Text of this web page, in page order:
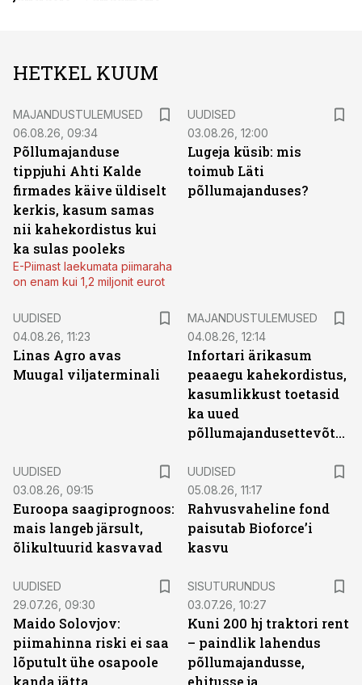
HETKEL KUUM
MAJANDUSTULEMUSED
06.08.26, 09:34
Põllumajanduse
tippjuhi Ahti Kalde
firmades käive üldiselt
kerkis, kasum samas
nii kahekordistus kui
ka sulas pooleks
E-Piimast laekumata piimaraha
on enam kui 1,2 miljonit eurot
UUDISED
03.08.26, 12:00
Lugeja küsib: mis
toimub Läti
põllumajanduses?
UUDISED
04.08.26, 11:23
Linas Agro avas
Muugal viljaterminali
MAJANDUSTULEMUSED
04.08.26, 12:14
Infortari ärikasum
peaaegu kahekordistus,
kasumlikkust toetasid
ka uued
põllumajandusettevõtted
UUDISED
03.08.26, 09:15
Euroopa saagiprognoos:
mais langeb järsult,
õlikultuurid kasvavad
UUDISED
05.08.26, 11:17
Rahvusvaheline fond
paisutab Bioforce’i
kasvu
UUDISED
29.07.26, 09:30
Maido Solovjov:
piimahinna riski ei saa
lõputult ühe osapoole
kanda jätta
SISUTURUNDUS
03.07.26, 10:27
Kuni 200 hj traktori rent
– paindlik lahendus
põllumajandusse,
ehitusse ja